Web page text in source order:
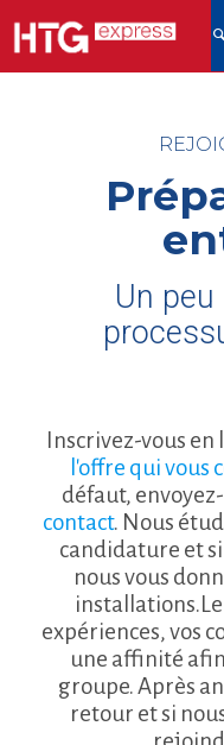
Un
Inscrivez-vous
l'offre qui vous
défaut,
contact. Nous
candidature et
nous vous
expériences, vos
une affinité
groupe. Après
retour et si